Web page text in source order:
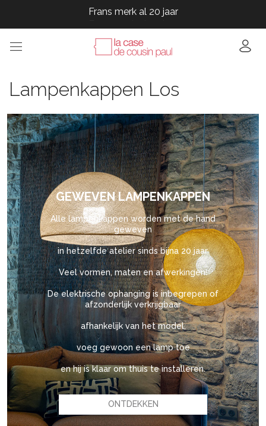
Frans merk al 20 jaar
Frans merk al 20 jaar
Frans merk al 20 jaar
Frans merk al 20 jaar
Lampenkappen Los
GEWEVEN LAMPENKAPPEN
Alle lampenkappen worden met de hand
geweven
in hetzelfde atelier sinds bijna 20 jaar.
Veel vormen, maten en afwerkingen!
De elektrische ophanging is inbegrepen of
afzonderlijk verkrijgbaar
afhankelijk van het model,
voeg gewoon een lamp toe
en hij is klaar om thuis te installeren.
ONTDEKKEN